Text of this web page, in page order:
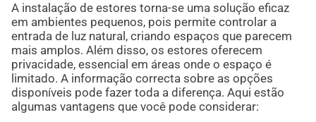
A instalação de estores torna-se uma solução eficaz
em ambientes pequenos, pois permite controlar a
entrada de luz natural, criando espaços que parecem
mais amplos. Além disso, os estores oferecem
privacidade, essencial em áreas onde o espaço é
limitado. A informação correcta sobre as opções
disponíveis pode fazer toda a diferença. Aqui estão
algumas vantagens que você pode considerar: